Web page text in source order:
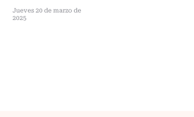
Jueves 20 de marzo de
2025